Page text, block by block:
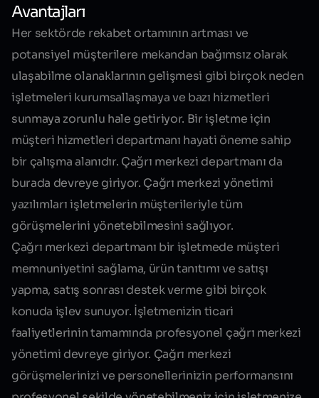
Avantajları
Her sektörde rekabet ortamının artması ve
potansiyel müşterilere mekandan bağımsız olarak
ulaşabilme olanaklarının gelişmesi gibi birçok neden
işletmeleri kurumsallaşmaya ve bazı hizmetleri
sunmaya zorunlu hale getiriyor. Bir işletme için
müşteri hizmetleri departmanı hayati öneme sahip
bir çalışma alanıdır. Çağrı merkezi departmanı da
burada devreye giriyor. Çağrı merkezi yönetimi
yazılımları işletmelerin müşterileriyle tüm
görüşmelerini yönetebilmesini sağlıyor.
Çağrı merkezi departmanı bir işletmede müşteri
memnuniyetini sağlama, ürün tanıtımıve satışı
yapma, satış sonrası destek verme gibi birçok
konuda işlev sunuyor. İşletmenizin ticari
faaliyetlerinin tamamında profesyonel çağrı merkezi
yönetimi devreye giriyor. Çağrı merkezi
görüşmelerinizi ve personellerinizin performansını